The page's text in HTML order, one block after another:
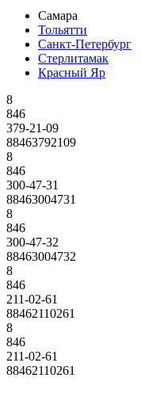
Самара
Тольятти
Санкт-Петербург
Стерлитамак
Красный Яр
8
846
379-21-09
88463792109
8
846
300-47-31
88463004731
8
846
300-47-32
88463004732
8
846
211-02-61
88462110261
8
846
211-02-61
88462110261